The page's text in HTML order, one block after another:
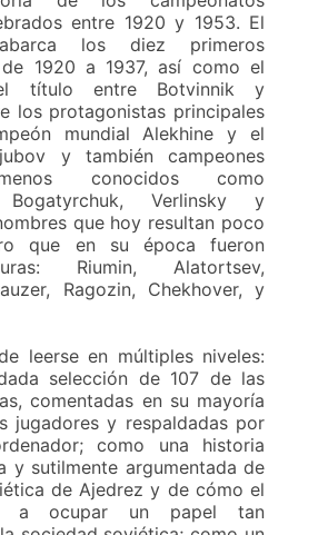
entre 1920 y 1953. El
los diez primeros
de 1920 a 1937, así como el
título entre Botvinnik y
los protagonistas principales
mundial Alekhine y el
y también campeones
conocidos como
Bogatyrchuk, Verlinsky y
que hoy resultan poco
que en su época fueron
Riumin, Alatortsev,
Ragozin, Chekhover, y
leerse en múltiples niveles:
selección de 107 de las
comentadas en su mayoría
jugadores y respaldadas por
como una historia
y sutilmente argumentada de
de Ajedrez y de cómo el
a ocupar un papel tan